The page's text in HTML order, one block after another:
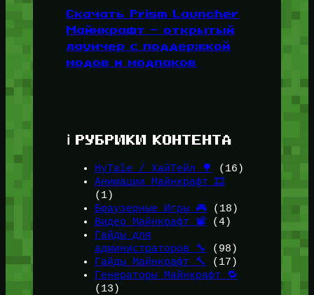
Скачать Prism Launcher
Майнкрафт — открытый
лаунчер с поддержкой
модов и модпаков
ℹ️ РУБРИКИ КОНТЕНТА
HyTale / ХайТейл 🌳
(16)
Анимации Майнкрафт 🎞️
(1)
Браузерные Игры 🎮(18)
Видео Майнкрафт 📽️ (4)
Гайды для
администраторов 🔧
(98)
Гайды Майнкрафт 🔨
(17)
Генераторы Майнкрафт 🔁
(13)